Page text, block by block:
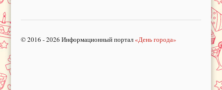
© 2016 - 2026 Информационный портал «День города»